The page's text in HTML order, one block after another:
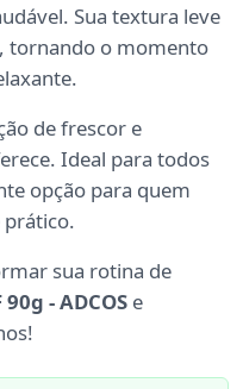
Sua textura leve
tornando o momento
de frescor e
Ideal para todos
opção para quem
prático.
sua rotina de
90g - ADCOS e